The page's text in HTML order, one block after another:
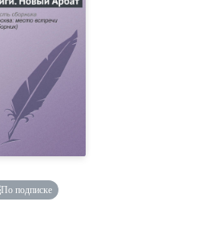
По подписке